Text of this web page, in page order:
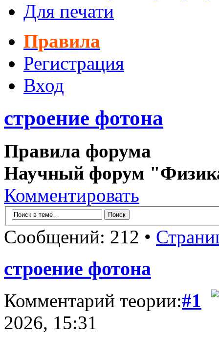
Для печати
Правила
Регистрация
Вход
строение фотона
Правила форума
Научный форум
Комментировать
Сообщений: 212 •
строение фотона
Комментарий теории:#1
2026, 15:31